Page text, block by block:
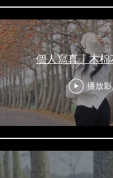
個人寫真｜木
播放